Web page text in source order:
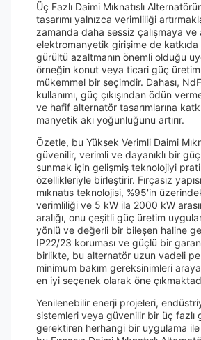
Üç Fazlı Daimi Mıknatıslı
tasarımı yalnızca verimliliği
zamanda daha sessiz çalışmaya ve
elektromanyetik girişime de katkıda
gürültü azaltmanın önemli olduğu
örneğin konut veya ticari güç
mükemmel bir seçimdir. Dahası,
kullanımı, güç çıkışından ödün
ve hafif alternatör tasarımlarına
manyetik akı yoğunluğunu artırır.
Özetle, bu Yüksek Verimli Daimi
güvenilir, verimli ve dayanıklı bir
sunmak için gelişmiş teknolojiyi
özellikleriyle birleştirir. Fırçasız
mıknatıs teknolojisi, %95'in
verimliliği ve 5 kW ila 2000 kW
aralığı, onu çeşitli güç üretim
yönlü ve değerli bir bileşen haline
IP22/23 koruması ve güçlü bir
birlikte, bu alternatör uzun vadeli
minimum bakım gereksinimleri
en iyi seçenek olarak öne
Yenilenebilir enerji projeleri,
sistemleri veya güvenilir bir üç fazlı
gerektiren herhangi bir uygulama ile